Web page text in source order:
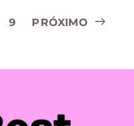
9 PRÓXIMO